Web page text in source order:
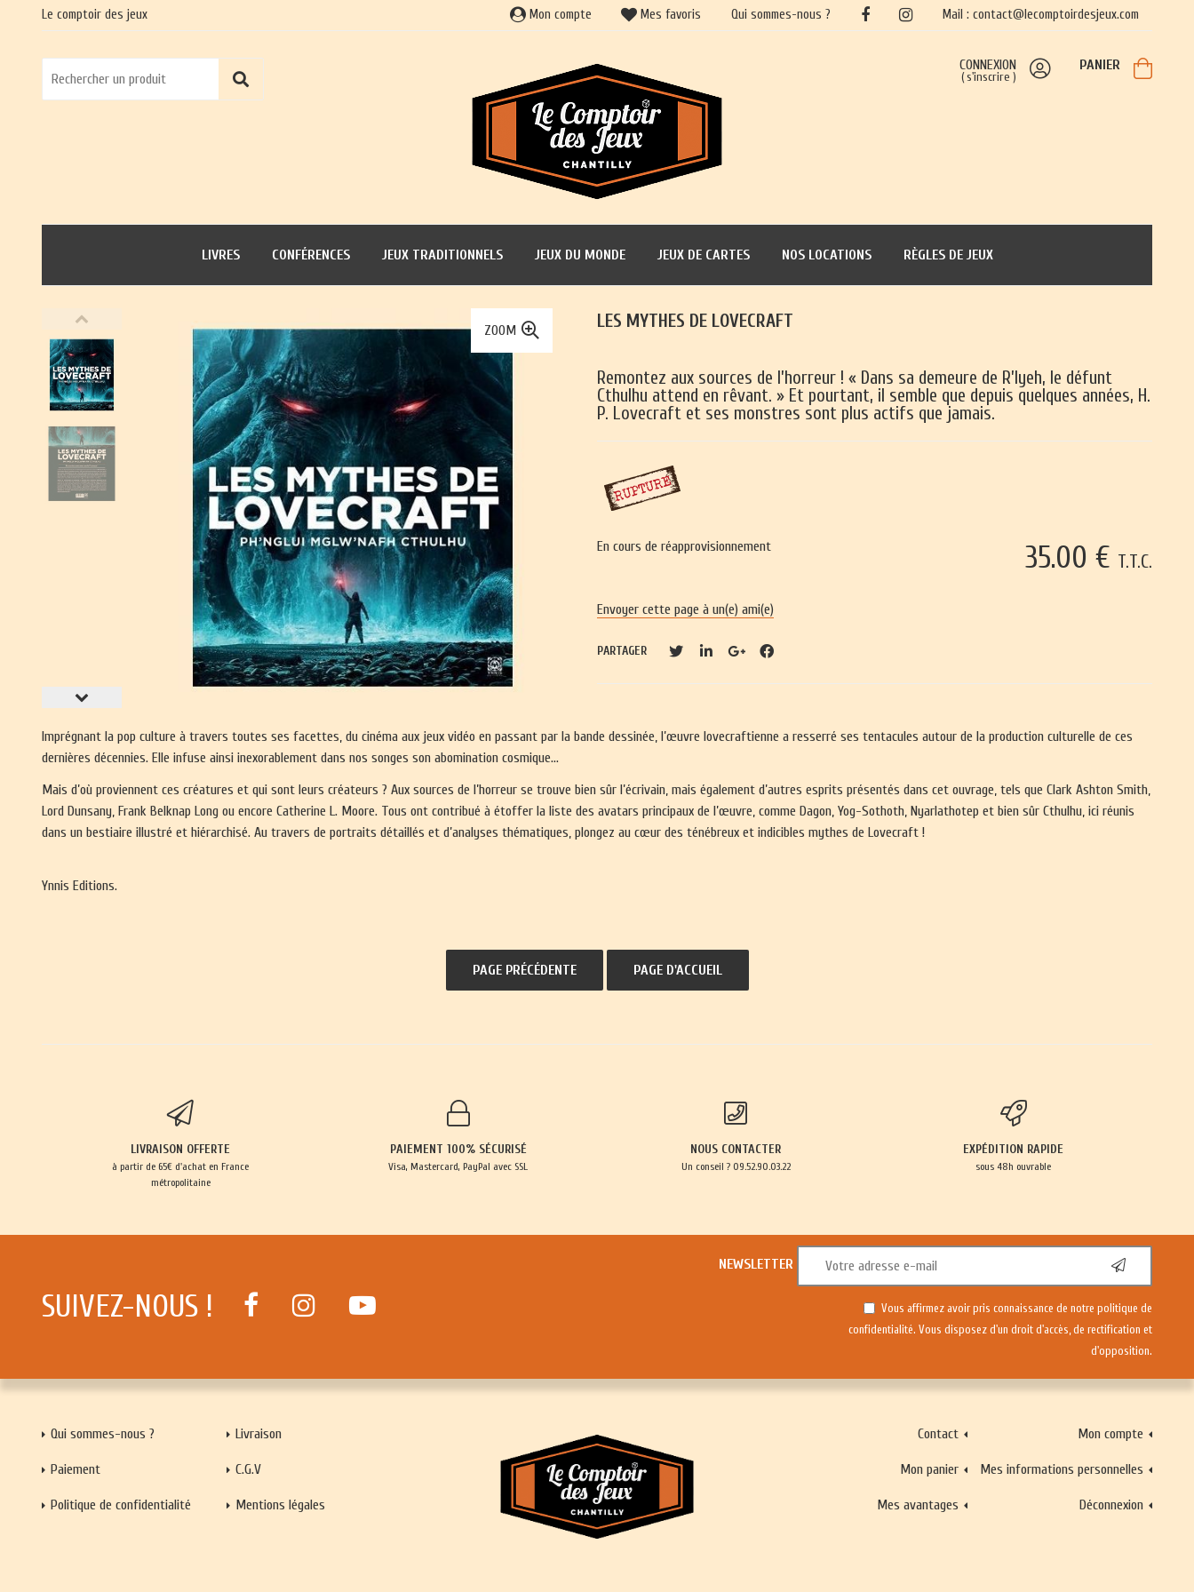
Le comptoir des jeux
CONNEXION
(s'inscrire )
PANIER
LIVRES CONFÉRENCES JEUX TRADITIONNELS JEUX DU MONDE JEUX DE CARTES NOS LOCATIONS RÈGLES DE JEUX
ZOOM LES MYTHES DE LOVECRAFT
Remontez aux sources de l’horreur ! « Dans sa demeure de R’lyeh, le défunt
Cthulhu attend en rêvant. » Et pourtant, il semble que depuis quelques années, H.
P. Lovecraft et ses monstres sont plus actifs que jamais.
35.00 € T.T.C.
En cours de réapprovisionnement
Envoyer cette page à un(e) ami(e)
PARTAGER
Imprégnant la pop culture à travers toutes ses facettes, du cinéma aux jeux vidéo en passant par la bande dessinée, l’œuvre lovecraftienne a resserré ses tentacules autour de la production culturelle de ces
dernières décennies. Elle infuse ainsi inexorablement dans nos songes son abomination cosmique…
Mais d’où proviennent ces créatures et qui sont leurs créateurs ? Aux sources de l’horreur se trouve bien sûr l’écrivain, mais également d’autres esprits présentés dans cet ouvrage, tels que Clark Ashton Smith,
Lord Dunsany, Frank Belknap Long ou encore Catherine L. Moore. Tous ont contribué à étoffer la liste des avatars principaux de l’œuvre, comme Dagon, Yog-Sothoth, Nyarlathotep et bien sûr Cthulhu, ici réunis
dans un bestiaire illustré et hiérarchisé. Au travers de portraits détaillés et d’analyses thématiques, plongez au cœur des ténébreux et indicibles mythes de Lovecraft !
Ynnis Editions.
Mon compte Mes favoris Qui sommes-nous ? Mail : contact@lecomptoirdesjeux.com
LIVRAISON OFFERTE
à partir de 65€ d'achat en France
métropolitaine
PAIEMENT 100% SÉCURISÉ
Visa, Mastercard, PayPal avec SSL
NOUS CONTACTER
Un conseil ? 09.52.90.03.22
EXPÉDITION RAPIDE
sous 48h ouvrable
SUIVEZ-NOUS !
NEWSLETTER
Vous affirmez avoir pris connaissance de notre politique de
confidentialité. Vous disposez d'un droit d'accès, de rectification et
d'opposition.
Qui sommes-nous ? Livraison
Paiement C.G.V
Politique de confidentialité Mentions légales
Contact Mon compte
Mon panier Mes informations personnelles
Mes avantages Déconnexion